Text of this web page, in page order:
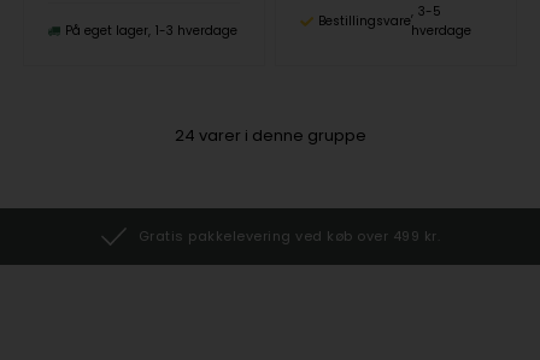
På eget lager 1-3 hverdage
Bestillingsvare
3-5
hverdage
24 varer i denne gruppe
Gratis pakkelevering ved køb over 499 kr.